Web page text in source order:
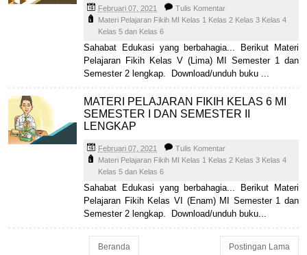
Februari 07, 2021
Tulis Komentar
Materi Pelajaran Fikih MI Kelas 1 Kelas 2 Kelas 3 Kelas 4
Kelas 5 dan Kelas 6
Sahabat Edukasi yang berbahagia... Berikut Materi
Pelajaran Fikih Kelas V (Lima) MI Semester 1 dan
Semester 2 lengkap. Download/unduh buku ...
MATERI PELAJARAN FIKIH KELAS 6 MI
SEMESTER I DAN SEMESTER II
LENGKAP
Februari 07, 2021
Tulis Komentar
Materi Pelajaran Fikih MI Kelas 1 Kelas 2 Kelas 3 Kelas 4
Kelas 5 dan Kelas 6
Sahabat Edukasi yang berbahagia... Berikut Materi
Pelajaran Fikih Kelas VI (Enam) MI Semester 1 dan
Semester 2 lengkap. Download/unduh buku...
Postingan Lama
Beranda